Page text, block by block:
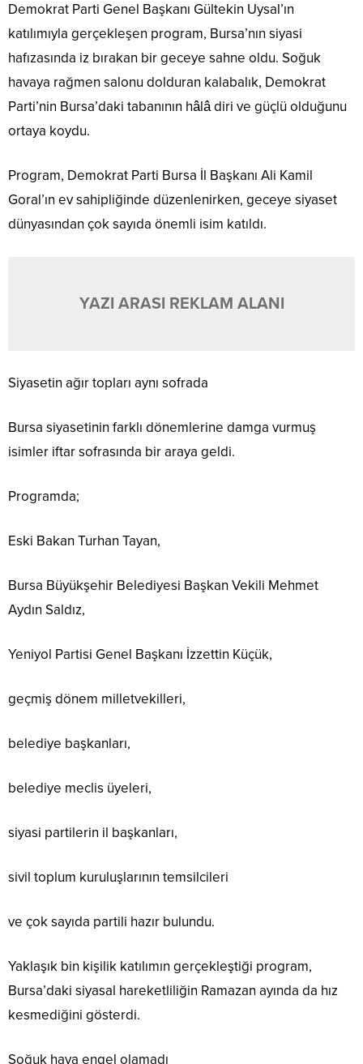
Demokrat Parti Genel Başkanı Gültekin Uysal’ın
katılımıyla gerçekleşen program, Bursa’nın siyasi
hafızasında iz bırakan bir geceye sahne oldu. Soğuk
havaya rağmen salonu dolduran kalabalık, Demokrat
Parti’nin Bursa’daki tabanının hâlâ diri ve güçlü olduğunu
ortaya koydu.
Program, Demokrat Parti Bursa İl Başkanı Ali Kamil
Goral’ın ev sahipliğinde düzenlenirken, geceye siyaset
dünyasından çok sayıda önemli isim katıldı.
YAZI ARASI REKLAM ALANI
Siyasetin ağır topları aynı sofrada
Bursa siyasetinin farklı dönemlerine damga vurmuş
isimler iftar sofrasında bir araya geldi.
Programda;
Eski Bakan Turhan Tayan,
Bursa Büyükşehir Belediyesi Başkan Vekili Mehmet
Aydın Saldız,
Yeniyol Partisi Genel Başkanı İzzettin Küçük,
geçmiş dönem milletvekilleri,
belediye başkanları,
belediye meclis üyeleri,
siyasi partilerin il başkanları,
sivil toplum kuruluşlarının temsilcileri
ve çok sayıda partili hazır bulundu.
Yaklaşık bin kişilik katılımın gerçekleştiği program,
Bursa’daki siyasal hareketliliğin Ramazan ayında da hız
kesmediğini gösterdi.
Soğuk hava engel olamadı